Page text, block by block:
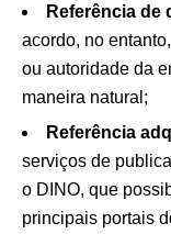
Referência de
acordo, no
ou autoridade da
maneira natural;
Referência
serviços de
o DINO, que
principais portais